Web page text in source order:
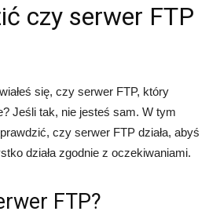
czy serwer FTP
się, czy serwer FTP, który
Jeśli tak, nie jesteś sam. W tym
czy serwer FTP działa, abyś
działa zgodnie z oczekiwaniami.
FTP?